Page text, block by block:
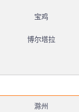
宝鸡
博尔塔拉
滁州